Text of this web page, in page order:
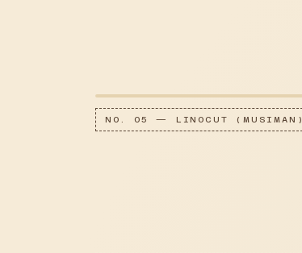
NO. 05 — LINOCUT (MUSIMAN)